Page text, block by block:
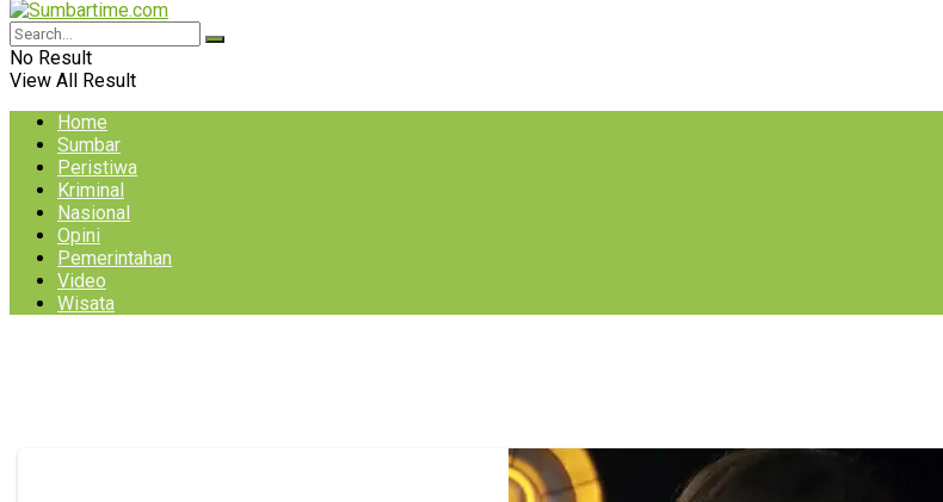
No Result
View All Result
Home
Sumbar
Peristiwa
Kriminal
Nasional
Opini
Pemerintahan
Video
Wisata